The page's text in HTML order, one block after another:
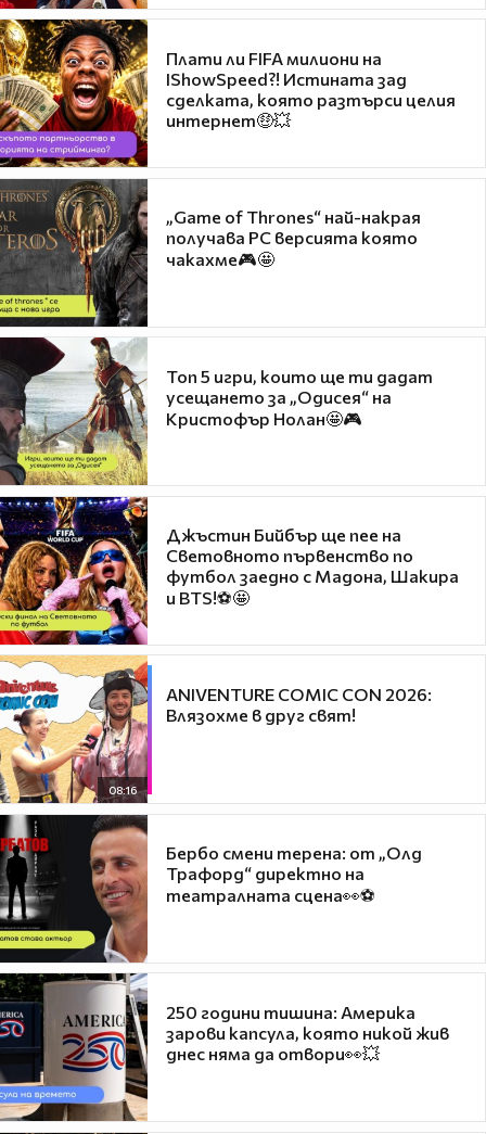
Плати ли FIFA милиони на
IShowSpeed?! Истината зад
сделката, която разтърси целия
интернет🤑💥
„Game of Thrones“ най-накрая
получава PC версията която
чакахме🎮🤩
Топ 5 игри, които ще ти дадат
усещането за „Одисея“ на
Кристофър Нолан🤩🎮
Джъстин Бийбър ще пее на
Световното първенство по
футбол заедно с Мадона, Шакира
и BTS!⚽🤩
08:16
ANIVENTURE COMIC CON 2026:
Влязохме в друг свят!
Бербо смени терена: от „Олд
Трафорд“ директно на
театралната сцена👀⚽
250 години тишина: Америка
зарови капсула, която никой жив
днес няма да отвори👀💥